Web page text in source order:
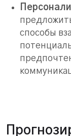
способы